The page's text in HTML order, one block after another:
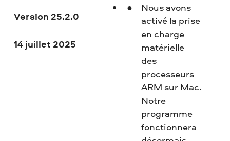
Version 25.2.0
14 juillet 2025
Nous avons
activé la prise
en charge
matérielle
des
processeurs
ARM sur Mac.
Notre
programme
fonctionnera